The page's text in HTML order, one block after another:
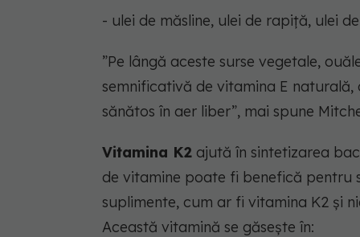
- ulei de măsline, ulei de rapiță, ulei
”Pe lângă aceste surse vegetale,
semnificativă de vitamina E
sănătos în aer liber”, mai spune
Vitamina K2 ajută în sintetizarea
de vitamine poate fi benefică pentru
suplimente, cum ar fi vitamina K2 și
Această vitamină se găsește în: